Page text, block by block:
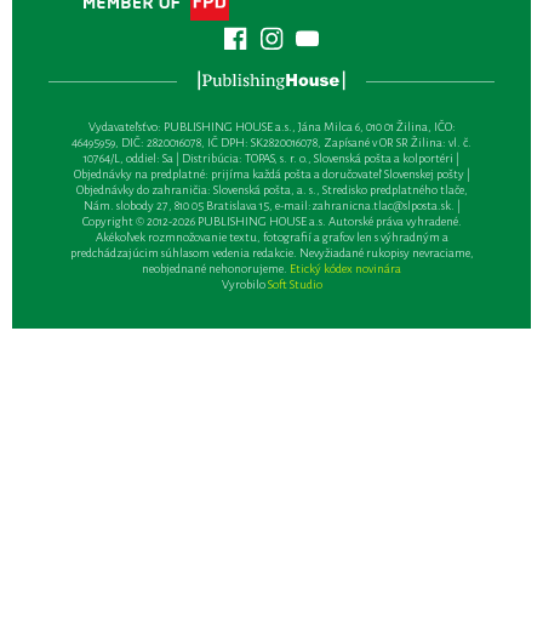
Vydavateľsťvo: PUBLISHING HOUSE a.s., Jána Milca 6, 010 01 Žilina, IČO:
46495959, DIČ: 2820016078, IČ DPH: SK2820016078, Zapísané v OR SR Žilina: vl. č.
10764/L, oddiel: Sa | Distribúcia: TOPAS, s. r. o., Slovenská pošta a kolportéri |
Objednávky na predplatné: prijíma každá pošta a doručovateľ Slovenskej pošty |
Objednávky do zahraničia: Slovenská pošta, a. s., Stredisko predplatného tlače,
Nám. slobody 27, 810 05 Bratislava 15, e-mail:zahranicna.tlac@slposta.sk. |
Copyright © 2012-2026 PUBLISHING HOUSE a.s. Autorské práva vyhradené.
Akékoľvek rozmnožovanie textu, fotografií a grafov len s výhradným a
predchádzajúcim súhlasom vedenia redakcie. Nevyžiadané rukopisy nevraciame,
neobjednané nehonorujeme. Etický kódex novinára
VyrobiloSoft Studio